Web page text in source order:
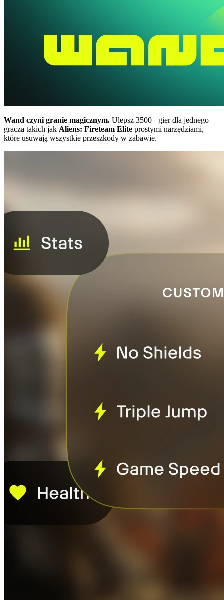
Wand czyni granie magicznym. Ulepsz 3500+ gier dla jednego
gracza takich jak Aliens: Fireteam Elite prostymi narzędziami,
które usuwają wszystkie przeszkody w zabawie.